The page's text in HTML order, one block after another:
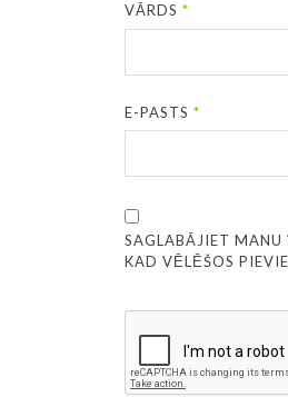
VĀRDS*
E-PASTS*
SAGLABĀJIET MANU
KAD VĒLĒŠOS